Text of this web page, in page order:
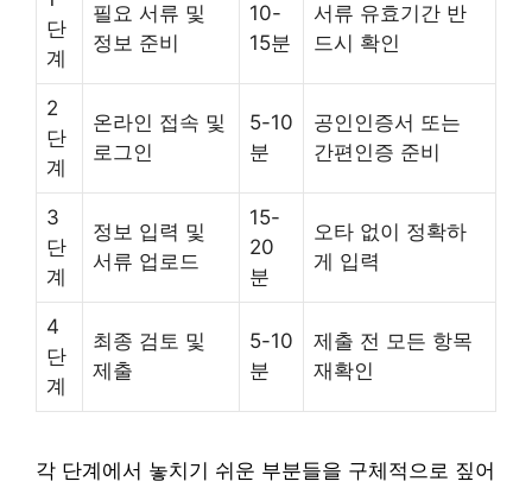
단
계
필요 서류 및
정보 준비
10-
15분
서류 유효기간 반
드시 확인
2
단
계
온라인 접속 및
로그인
5-10
분
공인인증서 또는
간편인증 준비
3
단
계
정보 입력 및
서류 업로드
15-
20
분
오타 없이 정확하
게 입력
4
단
계
최종 검토 및
제출
5-10
분
제출 전 모든 항목
재확인
각 단계에서 놓치기 쉬운 부분들을 구체적으로 짚어